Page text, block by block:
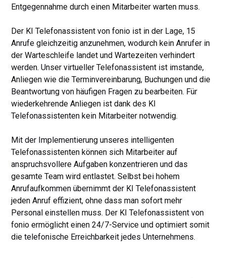
Entgegennahme durch einen Mitarbeiter warten muss.
Der KI Telefonassistent von fonio ist in der Lage, 15
Anrufe gleichzeitig anzunehmen, wodurch kein Anrufer in
der Warteschleife landet und Wartezeiten verhindert
werden. Unser virtueller Telefonassistent ist imstande,
Anliegen wie die Terminvereinbarung, Buchungen und die
Beantwortung von häufigen Fragen zu bearbeiten. Für
wiederkehrende Anliegen ist dank des KI
Telefonassistenten kein Mitarbeiter notwendig.
Mit der Implementierung unseres intelligenten
Telefonassistenten können sich Mitarbeiter auf
anspruchsvollere Aufgaben konzentrieren und das
gesamte Team wird entlastet. Selbst bei hohem
Anrufaufkommen übernimmt der KI Telefonassistent
jeden Anruf effizient, ohne dass man sofort mehr
Personal einstellen muss. Der KI Telefonassistent von
fonio ermöglicht einen 24/7-Service und optimiert somit
die telefonische Erreichbarkeit jedes Unternehmens.